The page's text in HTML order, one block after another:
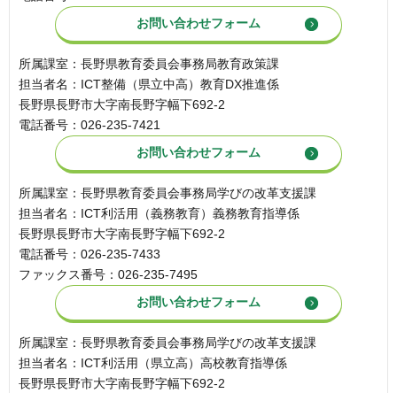
所属課室：長野県教育委員会事務局教育政策課
担当者名：ICT整備（県立中高）教育DX推進係
長野県長野市大字南長野字幅下692-2
電話番号：026-235-7421
所属課室：長野県教育委員会事務局学びの改革支援課
担当者名：ICT利活用（義務教育）義務教育指導係
長野県長野市大字南長野字幅下692-2
電話番号：026-235-7433
ファックス番号：026-235-7495
所属課室：長野県教育委員会事務局学びの改革支援課
担当者名：ICT利活用（県立高）高校教育指導係
長野県長野市大字南長野字幅下692-2